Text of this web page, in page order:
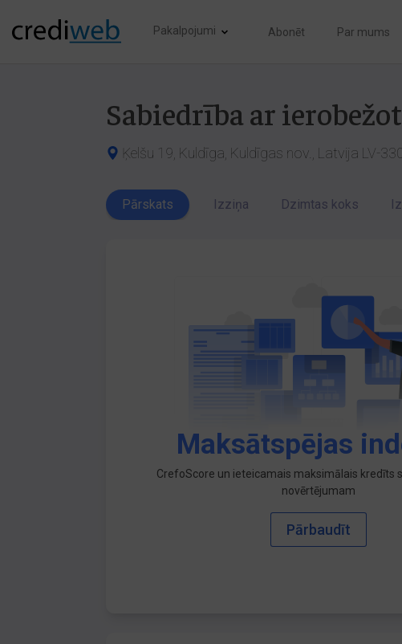
Pakalpojumi Abonēt Par mums
Sabiedrība ar
Ķelšu 19, Kuldīga, Kuldīgas nov., Latvija LV-
Pārskats Izziņa Dzimtas koks
Maksātspējas
CrefoScore un ieteicamais maksimālais kredīts
novērtējumam
Pārbaudīt